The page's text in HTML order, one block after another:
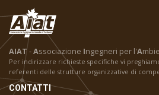
AIAT-Associazione Ingegneri per l'A
Per indirizzare richieste specifiche vi
referenti delle strutture organizzative di
CONTATTI